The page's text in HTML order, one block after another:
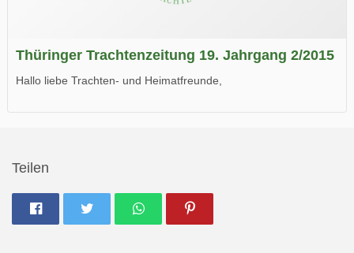
Thüringer Trachtenzeitung 19. Jahrgang 2/2015
Hallo liebe Trachten- und Heimatfreunde,
Teilen